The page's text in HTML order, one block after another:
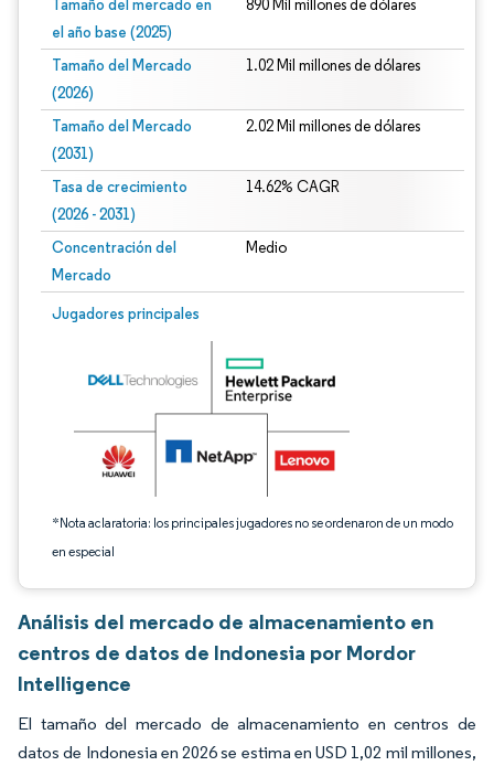
Tamaño del mercado en
el año base (2025)
890 Mil millones de dólares
Tamaño del Mercado
(2026)
1.02 Mil millones de dólares
Tamaño del Mercado
(2031)
2.02 Mil millones de dólares
Tasa de crecimiento
(2026 - 2031)
14.62% CAGR
Concentración del
Mercado
Medio
Jugadores principales
*Nota aclaratoria: los principales jugadores no se ordenaron de un modo
en especial
Imagen © Mordor Intelligence. El uso requiere atribución según CC BY 4.0.
Análisis del mercado de almacenamiento en
centros de datos de Indonesia por Mordor
Intelligence
El tamaño del mercado de almacenamiento en centros de
datos de Indonesia en 2026 se estima en USD 1,02 mil millones,